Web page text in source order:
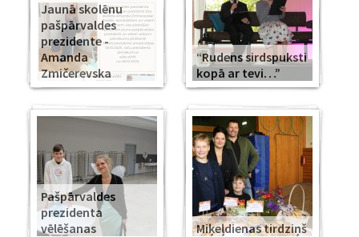
Jaunā skolēnu
pašpārvaldes
prezidente -
Amanda
Zmičerevska
“Rudens sirdspuksti
kopā ar tevi…”
Pašpārvaldes
prezidenta
vēlēšanas
Miķeļdienas tirdziņš